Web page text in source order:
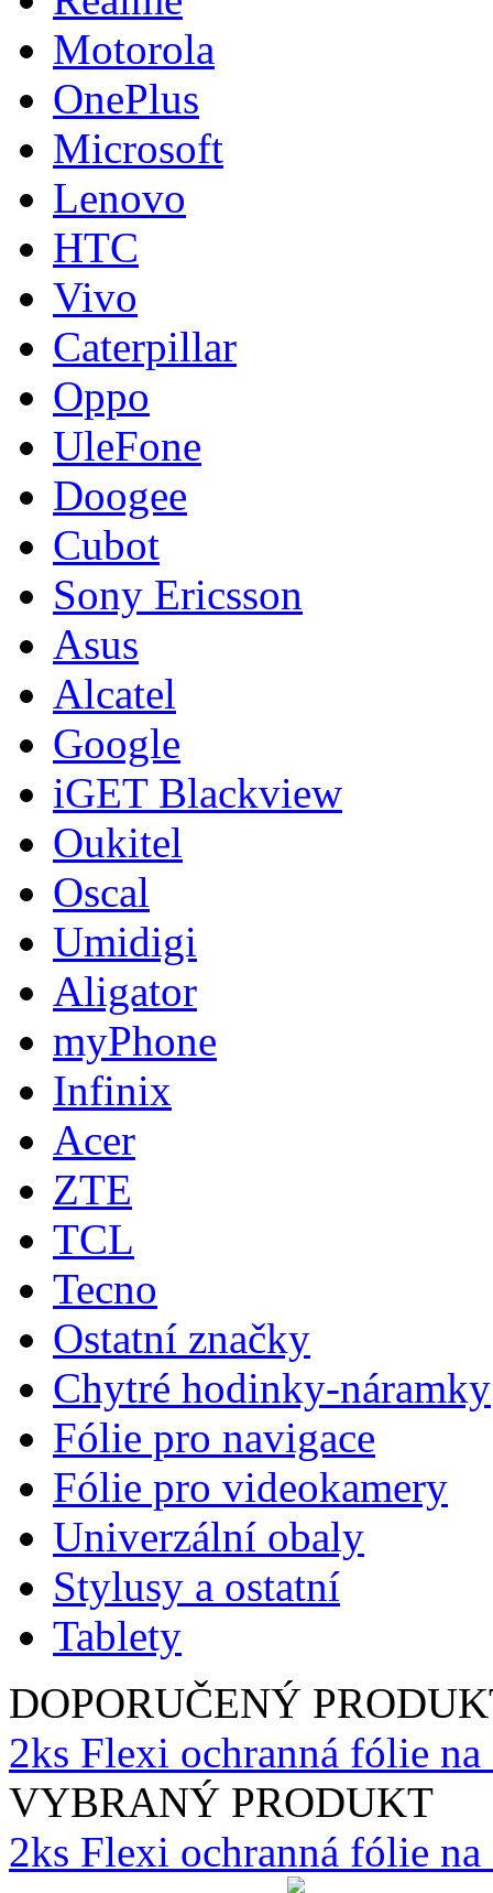
Motorola
OnePlus
Microsoft
Lenovo
HTC
Vivo
Caterpillar
Oppo
UleFone
Doogee
Cubot
Sony Ericsson
Asus
Alcatel
Google
iGET Blackview
Oukitel
Oscal
Umidigi
Aligator
myPhone
Infinix
Acer
ZTE
TCL
Tecno
Ostatní značky
Chytré hodinky-náramky
Fólie pro navigace
Fólie pro videokamery
Univerzální obaly
Stylusy a ostatní
Tablety
DOPORUČENÝ
2ks Flexi ochranná fólie
VYBRANÝ PRODUKT
2ks Flexi ochranná fólie